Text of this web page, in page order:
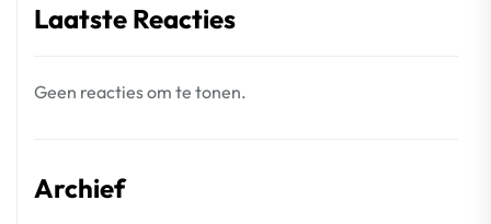
Laatste Reacties
Geen reacties om te tonen.
Archief